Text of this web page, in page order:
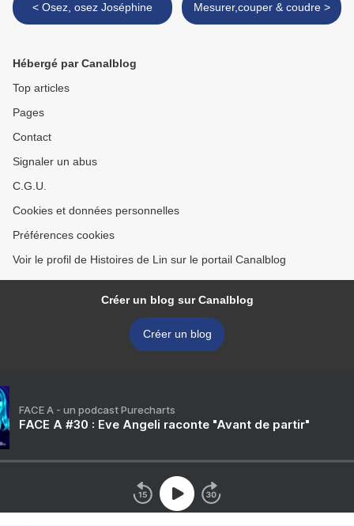
< Osez, osez Joséphine Mesurer,couper & coudre >
Hébergé par Canalblog
Top articles
Pages
Contact
Signaler un abus
C.G.U.
Cookies et données personnelles
Préférences cookies
Voir le profil de Histoires de Lin sur le portail Canalblog
Créer un blog sur Canalblog
Créer un blog
FACE A - un podcast Purecharts
FACE A #30 : Eve Angeli raconte "Avant de partir"